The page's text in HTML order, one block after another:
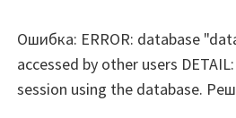
Ошибка: ERROR: database
accessed by other users
session using the database.